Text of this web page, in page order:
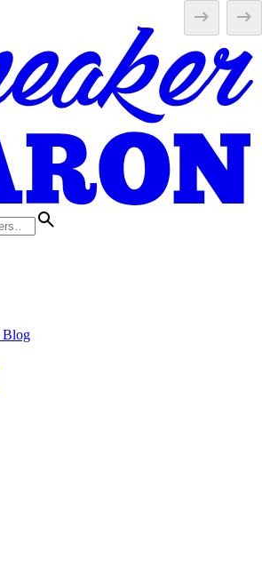
Blog